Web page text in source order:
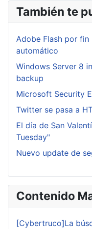
También te
Adobe Flash por
automático
Windows Server 8
backup
Microsoft Security
Twitter se pasa a
El día de San
Tuesday"
Nuevo update de
Contenido
[Cybertruco]La